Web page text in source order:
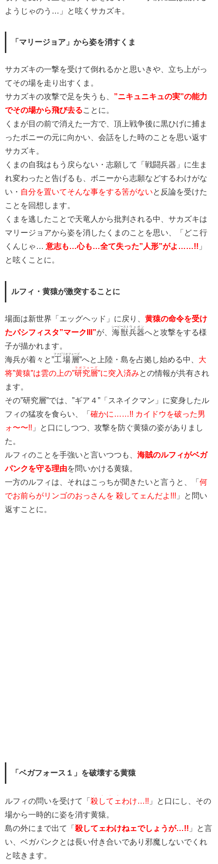
ようじゃのう…」と呟くサカズキ。
「マリージョア」から姿を消すくま
サカズキの一撃を受けて倒れるかと思いきや、立ち上がっ
てその場を走り出すくま。
サカズキの攻撃で足を失うも、 ”ニキュニキュの実”の能力
でその場から飛び去ることに。
くまが目の前で消えた一方で、頂上戦争後に黒ひげに捕ま
ったボニーの元に向かい、会話をした時のことを思い返す
サカズキ。
くまの自我はもう戻らない・志願して「戦闘兵器」に生ま
れ変わったと告げるも、ボニーから志願などするわけがな
い・ 自分を置いてそんな事をする筈がないと反論を受けた
ことを回想します。
くまを逃したことで天竜人から批判される中、サカズキは
マリージョアから姿を消したくまのことを思い、「どこ行
くんじゃ… 意志も…心も…全て失った”人形”がよ……!! 」
と呟くことに。
ルフィ・黄猿が激突することに
場面は新世界「エッグヘッド」に戻り、 黄猿の命令を受け
たパシフィスタ”マークIII”が、 海獣
シービースト
兵器
ウェポン
へと攻撃をする様
子が描かれます。
海兵が着々と”工場層
ファビリオフェーズ
”へと上陸・島を占拠し始める中、 大
将”黄猿”は雲の上の”研究層
ラボフェーズ
”に突入済みとの情報が共有され
ます。
その”研究層”では、”ギア４”「スネイクマン」に変身したル
フィの猛攻を食らい、「 確かに……!! カイドウを破った男
ォ〜〜!! 」と口にしつつ、攻撃を防ぐ黄猿の姿がありまし
た。
ルフィのことを手強いと言いつつも、 海賊のルフィがベガ
パンクを守る理由を問いかける黄猿。
一方のルフィは、それはこっちが聞きたいと言うと、「 何
でお前らがリンゴのおっさんを 殺してェんだよ!!! 」と問い
返すことに。
「ベガフォース１」を破壊する黄猿
ルフィの問いを受けて「 殺してェ
・・・・
わけ…!! 」と口にし、その
場から一時的に姿を消す黄猿。
島の外にまで出て「 殺してェわけねェでしょうが…!! 」と言
い、ベガパンクとは長い付き合いであり邪魔しないでくれ
と呟きます。